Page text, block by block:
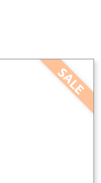
SALE